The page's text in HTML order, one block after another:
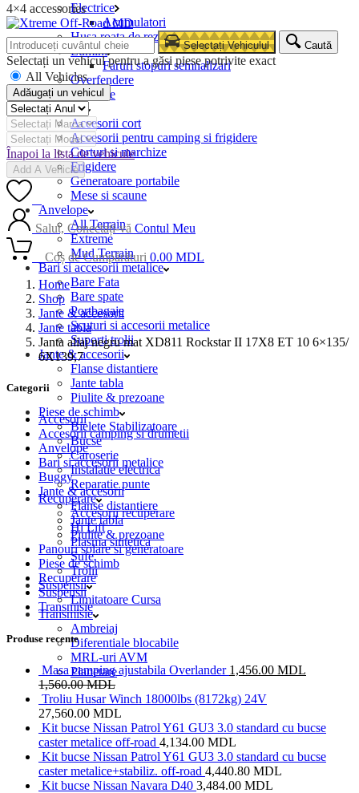
Electrice
Acumulatori
Husa roata de rezerva
Lumini
Faruri stopuri semnalizari
Overfendere
Snorkele
Camping
Accesorii cort
Accesorii pentru camping si frigidere
Corturi si marchize
Frigidere
Generatoare portabile
Mese si scaune
Anvelope
All Terrain
Extreme
Mud Terrain
Bari si accesorii metalice
Bare Fata
Bare spate
Portbagaje
Scuturi si accesorii metalice
Suporti trolii
Jante & accesorii
Flanse distantiere
Jante tabla
Piulite & prezoane
Piese de schimb
Bielete Stabilizatoare
Bucse
Caroserie
Instalatie electrica
Reparatie punte
Recuperare
Accesorii recuperare
Hi Lift
Plasma sintetica
Sufe
Trolii
Suspensii
Limitatoare Cursa
Transmisie
Ambreiaj
Diferentiale blocabile
MRL-uri AVM
Planetare
4×4 accessories
Selectați Vehiculul Caută
Selectați un vehicul pentru a găsi piese potrivite exact
All Vehicles
Adăugați un vehicul
Înapoi la lista de vehicule
Add A Vehicle
Salut, Conectați-vă Contul Meu
Coș de Cumpărături 0.00 MDL
Home
Shop
Jante & accesorii
Jante tabla
Janta aliaj negru mat XD811 Rockstar II 17X8 ET 10 6×135/
6X139,7
Categorii
Accesorii
Accesorii camping si drumetii
Anvelope
Bari si accesorii metalice
Buggy
Jante & accesorii
Flanse distantiere
Jante tabla
Piulite & prezoane
Panouri solare si generatoare
Piese de schimb
Recuperare
Suspensii
Transmisie
Produse recente
Masa camping ajustabila Overlander 1,456.00 MDL
1,560.00MDL
Troliu Husar Winch 18000lbs (8172kg) 24V
27,560.00 MDL
Kit bucse Nissan Patrol Y61 GU3 3.0 standard cu bucse
caster metalice off-road 4,134.00 MDL
Kit bucse Nissan Patrol Y61 GU3 3.0 standard cu bucse
caster metalice+stabiliz. off-road 4,440.80 MDL
Kit bucse Nissan Navara D40 3,484.00 MDL